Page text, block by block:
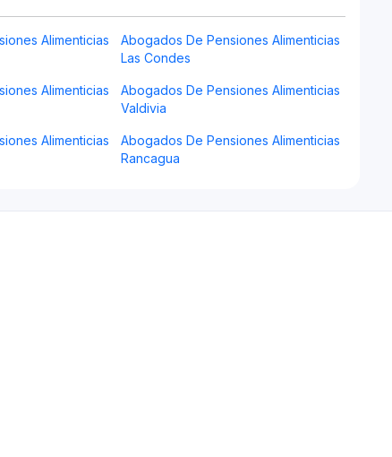
Alimenticias
Abogados De Pensiones Alimenticias
Las Condes
Alimenticias
Abogados De Pensiones Alimenticias
Valdivia
Alimenticias
Abogados De Pensiones Alimenticias
Rancagua